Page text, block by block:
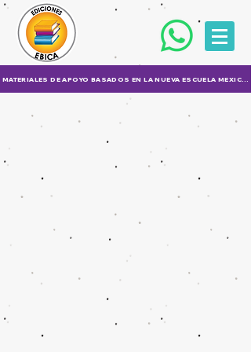
MATERIALES DE APOYO BASADOS EN LA NUEVA ESCUELA